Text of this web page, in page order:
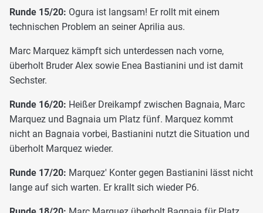
Runde 15/20: Ogura ist langsam! Er rollt mit einem
technischen Problem an seiner Aprilia aus.
Marc Marquez kämpft sich unterdessen nach vorne,
überholt Bruder Alex sowie Enea Bastianini und ist damit
Sechster.
Runde 16/20: Heißer Dreikampf zwischen Bagnaia, Marc
Marquez und Bagnaia um Platz fünf. Marquez kommt
nicht an Bagnaia vorbei, Bastianini nutzt die Situation und
überholt Marquez wieder.
Runde 17/20: Marquez' Konter gegen Bastianini lässt nicht
lange auf sich warten. Er krallt sich wieder P6.